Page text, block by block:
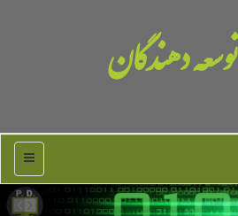
توسعه دهندگان
منو